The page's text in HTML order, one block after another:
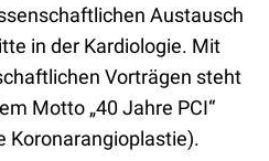
Austausch
in der Kardiologie. Mit
Vorträgen steht
Motto „40 Jahre PCI“
Koronarangioplastie).